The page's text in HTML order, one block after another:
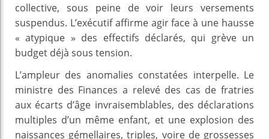
collective, sous peine de voir leurs versements
suspendus. L’exécutif affirme agir face à une hausse
« atypique » des effectifs déclarés, qui grève un
budget déjà sous tension.
L’ampleur des anomalies constatées interpelle. Le
ministre des Finances a relevé des cas de fratries
aux écarts d’âge invraisemblables, des déclarations
multiples d’un même enfant, et une explosion des
naissances gémellaires, triples, voire de grossesses